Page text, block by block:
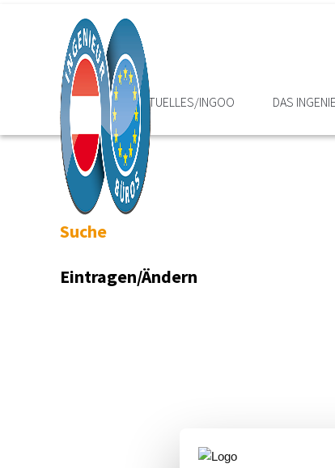
HOME AKTUELLES/INGOO DAS
Suche
Eintragen/Ändern